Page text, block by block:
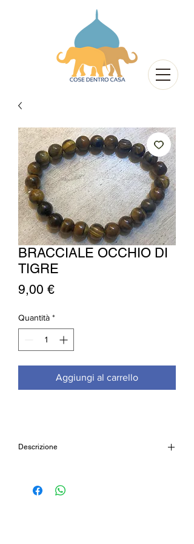
BRACCIALE OCCHIO DI
TIGRE
9,00 €Prezzo
Quantità *
Aggiungi al carrello
Descrizione
Cod: WJ28OT